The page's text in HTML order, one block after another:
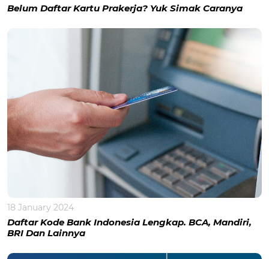
Belum Daftar Kartu Prakerja? Yuk Simak Caranya
18 January 2024
Daftar Kode Bank Indonesia Lengkap. BCA, Mandiri,
BRI Dan Lainnya